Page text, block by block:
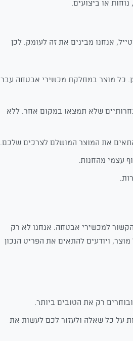
או ביצועים.
אנחנו מבינים את זה לעומק. לכן
כל מוצר במחלקת מכשירי אבטחה עבר
שלא תמצאו במקום אחר. ללא
את המוצר המושלם לצרכים שלכם.
הקשור למכשירי אבטחה. אנחנו לא רק
ויודעים להתאים את הפריט הנכון
רק את הטובים ביותר.
על כל שאלה ולעזור לכם לעשות את